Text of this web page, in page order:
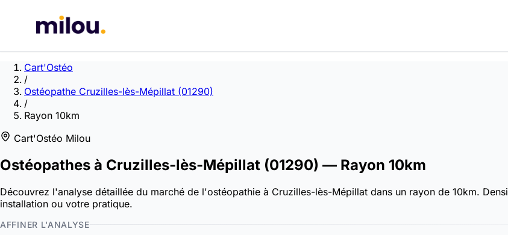
Cart'Ostéo
/
Ostéopathe Cruzilles-lès-Mépillat (01290)
/
Rayon 10km
Cart'Ostéo Milou
Ostéopathes à Cruzilles-lès-Mépillat (01290) — Rayon 10km
Découvrez l'analyse détaillée du marché de l'ostéopathie à Cruzilles-lès-Mépillat dans un rayon de 10km.
installation ou votre pratique.
AFFINER L'ANALYSE